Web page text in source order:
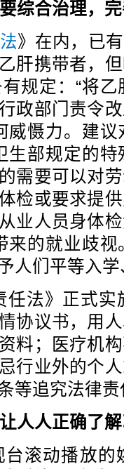
综合治理，
》在内，已
肝携带者，
规定：“将
政部门责令
威慑力。建
生部规定的
需要可以对
检或要求提
业人员身体
来的就业歧
人们平等入
法》正式实
协议书，用
料；医疗机
行业外的个
等追究法律责
人人正确了
动播放的